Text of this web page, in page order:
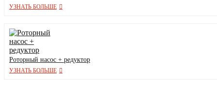
УЗНАТЬ БОЛЬШЕ
Роторный насос + редуктор
УЗНАТЬ БОЛЬШЕ